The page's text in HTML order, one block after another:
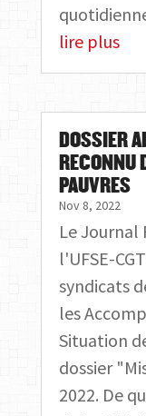
lire plus
DOSSIER
RECONNU
PAUVRES
Nov 8, 2022
Le Journal
l'UFSE-
syndicats
les
Situation
dossier
2022. De